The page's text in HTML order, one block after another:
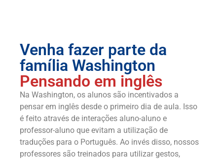
Venha fazer parte da
família Washington
Pensando em inglês
Na Washington, os alunos são incentivados a
pensar em inglês desde o primeiro dia de aula. Isso
é feito através de interações aluno-aluno e
professor-aluno que evitam a utilização de
traduções para o Português. Ao invés disso, nossos
professores são treinados para utilizar gestos,